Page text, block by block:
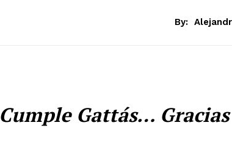
By:
Cumple Gattás…